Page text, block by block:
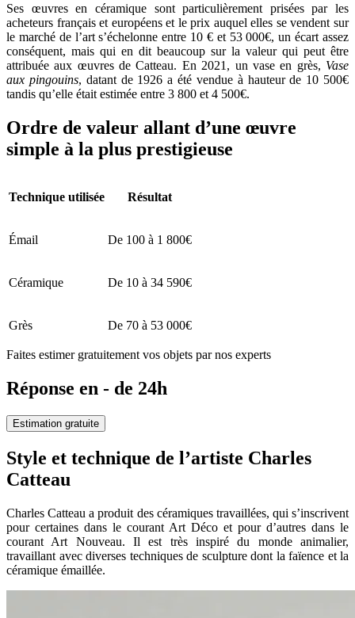
Ses œuvres en céramique sont particulièrement prisées par les
acheteurs français et européens et le prix auquel elles se vendent sur
le marché de l’art s’échelonne entre 10 € et 53 000€, un écart assez
conséquent, mais qui en dit beaucoup sur la valeur qui peut être
attribuée aux œuvres de Catteau. En 2021, un vase en grès, Vase
aux pingouins, datant de 1926 a été vendue à hauteur de 10 500€
tandis qu’elle était estimée entre 3 800 et 4 500€.
Ordre de valeur allant d’une œuvre
simple à la plus prestigieuse
Technique utilisée Résultat
Émail De 100 à 1 800€
Céramique De 10 à 34 590€
Grès De 70 à 53 000€
Faites estimer gratuitement vos objets par nos experts
Réponse en - de 24h
Estimation gratuite
Style et technique de l’artiste Charles
Catteau
Charles Catteau a produit des céramiques travaillées, qui s’inscrivent
pour certaines dans le courant Art Déco et pour d’autres dans le
courant Art Nouveau. Il est très inspiré du monde animalier,
travaillant avec diverses techniques de sculpture dont la faïence et la
céramique émaillée.